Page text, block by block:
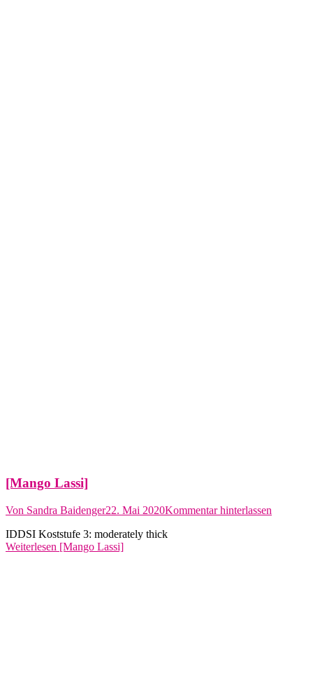
[Mango Lassi]
Von Sandra Baidenger22. Mai 2020Kommentar hinterlassen
IDDSI Koststufe 3: moderately thick
Weiterlesen [Mango Lassi]